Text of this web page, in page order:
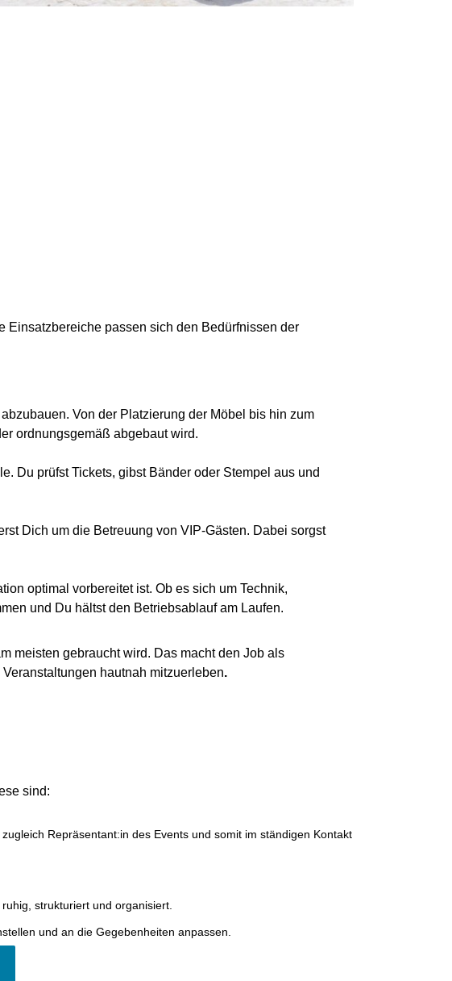
Einsatzbereiche passen sich den Bedürfnissen der
Von der Platzierung der Möbel bis hin zum
ordnungsgemäß abgebaut wird.
Du prüfst Tickets, gibst Bänder oder Stempel aus und
Dich um die Betreuung von VIP-Gästen. Dabei sorgst
optimal vorbereitet ist. Ob es sich um Technik,
und Du hältst den Betriebsablauf am Laufen.
meisten gebraucht wird. Das macht den Job als
hautnah mitzuerleben.
sind:
Repräsentant:in des Events und somit im ständigen Kontakt
strukturiert und organisiert.
und an die Gegebenheiten anpassen.